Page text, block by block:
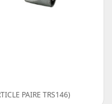
PAIRE TRS146)